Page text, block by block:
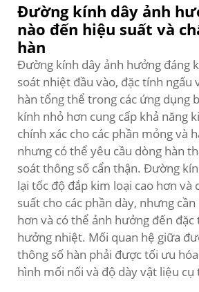
Đường kính dây ảnh
nào đến hiệu suất và
hàn
Đường kính dây ảnh hưởng đáng
soát nhiệt đầu vào, đặc tính ngấu
hàn tổng thể trong các ứng dụng
kính nhỏ hơn cung cấp khả năng
chính xác cho các phần mỏng và
nhưng có thể yêu cầu dòng hàn
soát thông số cẩn thận. Đường
lại tốc độ đắp kim loại cao hơn và
suất cho các phần dày, nhưng
hơn và có thể ảnh hưởng đến đặc
hưởng nhiệt. Mối quan hệ giữa
thông số hàn phải được tối ưu
hình mối nối và độ dày vật liệu cụ